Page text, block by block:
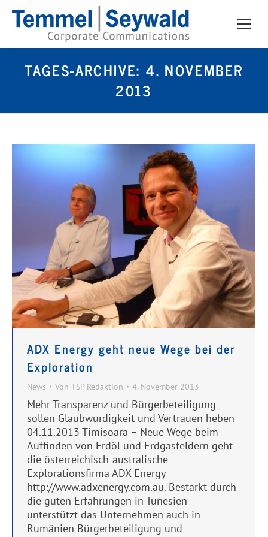
TAGES-ARCHIVE: 4. NOVEMBER
2013
ADX Energy geht neue Wege bei der
Exploration
News Von TSP Redaktion 4. November 2013
Mehr Transparenz und Bürgerbeteiligung
sollen Glaubwürdigkeit und Vertrauen heben
04.11.2013 Timisoara – Neue Wege beim
Auffinden von Erdöl und Erdgasfeldern geht
die österreichisch-australische
Explorationsfirma ADX Energy
http://www.adxenergy.com.au. Bestärkt durch
die guten Erfahrungen in Tunesien
unterstützt das Unternehmen auch in
Rumänien Bürgerbeteiligung und